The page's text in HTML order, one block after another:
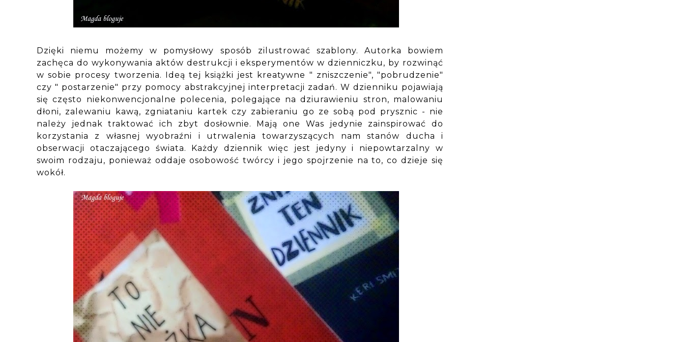
Dzięki niemu możemy w pomysłowy sposób zilustrować szablony. Autorka bowiem
zachęca do wykonywania aktów destrukcji i eksperymentów w dzienniczku, by rozwinąć
w sobie procesy tworzenia. Ideą tej książki jest kreatywne " zniszczenie", "pobrudzenie"
czy " postarzenie" przy pomocy abstrakcyjnej interpretacji zadań. W dzienniku pojawiają
się często niekonwencjonalne polecenia, polegające na dziurawieniu stron, malowaniu
dłoni, zalewaniu kawą, zgniataniu kartek czy zabieraniu go ze sobą pod prysznic - nie
należy jednak traktować ich zbyt dosłownie. Mają one Was jedynie zainspirować do
korzystania z własnej wyobraźni i utrwalenia towarzyszących nam stanów ducha i
obserwacji otaczającego świata. Każdy dziennik więc jest jedyny i niepowtarzalny w
swoim rodzaju, ponieważ oddaje osobowość twórcy i jego spojrzenie na to, co dzieje się
wokół.